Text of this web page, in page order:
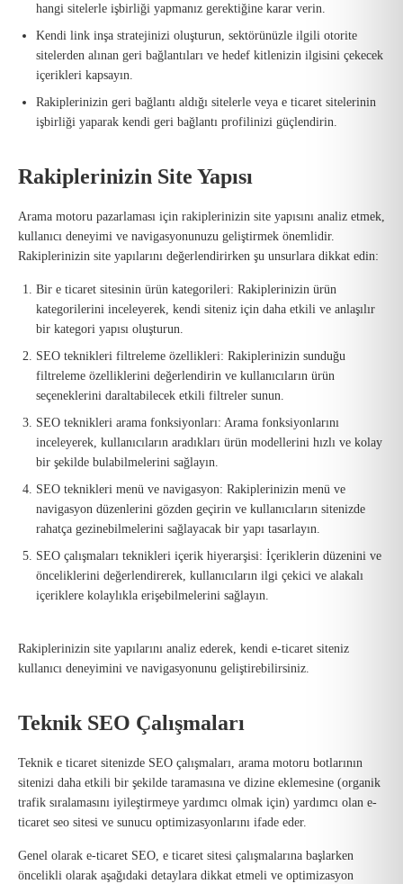
hangi sitelerle işbirliği yapmanız gerektiğine karar verin.
Kendi link inşa stratejinizi oluşturun, sektörünüzle ilgili otorite
sitelerden alınan geri bağlantıları ve hedef kitlenizin ilgisini çekecek
içerikleri kapsayın.
Rakiplerinizin geri bağlantı aldığı sitelerle veya e ticaret sitelerinin
işbirliği yaparak kendi geri bağlantı profilinizi güçlendirin.
Rakiplerinizin Site Yapısı
Arama motoru pazarlaması için rakiplerinizin site yapısını analiz etmek,
kullanıcı deneyimi ve navigasyonunuzu geliştirmek önemlidir.
Rakiplerinizin site yapılarını değerlendirirken şu unsurlara dikkat edin:
Bir e ticaret sitesinin ürün kategorileri: Rakiplerinizin ürün
kategorilerini inceleyerek, kendi siteniz için daha etkili ve anlaşılır
bir kategori yapısı oluşturun.
SEO teknikleri filtreleme özellikleri: Rakiplerinizin sunduğu
filtreleme özelliklerini değerlendirin ve kullanıcıların ürün
seçeneklerini daraltabilecek etkili filtreler sunun.
SEO teknikleri arama fonksiyonları: Arama fonksiyonlarını
inceleyerek, kullanıcıların aradıkları ürün modellerini hızlı ve kolay
bir şekilde bulabilmelerini sağlayın.
SEO teknikleri menü ve navigasyon: Rakiplerinizin menü ve
navigasyon düzenlerini gözden geçirin ve kullanıcıların sitenizde
rahatça gezinebilmelerini sağlayacak bir yapı tasarlayın.
SEO çalışmaları teknikleri içerik hiyerarşisi: İçeriklerin düzenini ve
önceliklerini değerlendirerek, kullanıcıların ilgi çekici ve alakalı
içeriklere kolaylıkla erişebilmelerini sağlayın.
Rakiplerinizin site yapılarını analiz ederek, kendi e-ticaret siteniz
kullanıcı deneyimini ve navigasyonunu geliştirebilirsiniz.
Teknik SEO Çalışmaları
Teknik e ticaret sitenizde SEO çalışmaları, arama motoru botlarının
sitenizi daha etkili bir şekilde taramasına ve dizine eklemesine (organik
trafik sıralamasını iyileştirmeye yardımcı olmak için) yardımcı olan e-
ticaret seo sitesi ve sunucu optimizasyonlarını ifade eder.
Genel olarak e-ticaret SEO, e ticaret sitesi çalışmalarına başlarken
öncelikli olarak aşağıdaki detaylara dikkat etmeli ve optimizasyon